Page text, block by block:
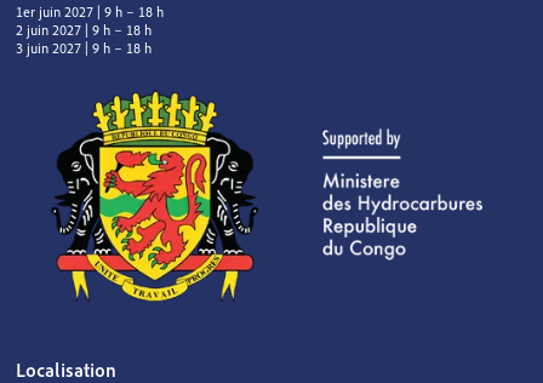
1er juin 2027 | 9 h – 18 h
2 juin 2027 | 9 h – 18 h
3 juin 2027 | 9 h – 18 h
Localisation